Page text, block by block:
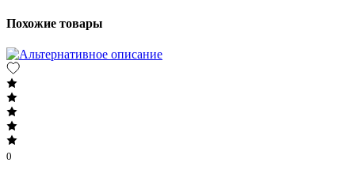
Похожие товары
0